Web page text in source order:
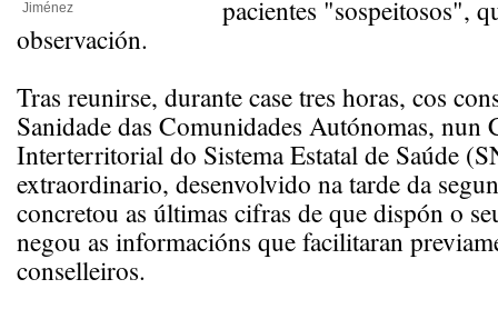
Jiménez
pacientes "sospeitosos",
observación.
Tras reunirse, durante case tres horas, cos
Sanidade das Comunidades Autónomas, nun
Interterritorial do Sistema Estatal de Saúde
extraordinario, desenvolvido na tarde da
concretou as últimas cifras de que dispón o
negou as informacións que facilitaran
conselleiros.